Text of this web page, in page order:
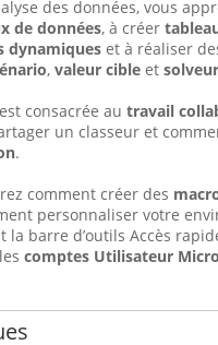
des données, vous
de données, à créer
dynamiques et à réaliser
, valeur cible et solveur
consacrée au travail
un classeur et
.
comment créer des
personnaliser votre
la barre d’outils Accès
comptes Utilisateur